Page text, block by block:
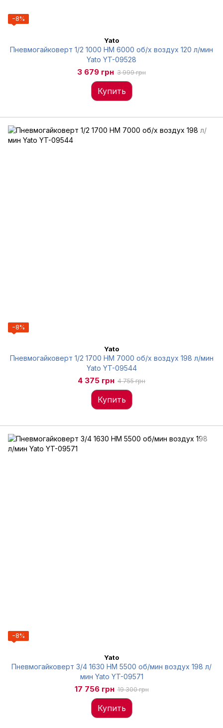
−8%
Yato
Пневмогайковерт 1/2 1000 НМ 6000 об/х воздух 120 л/мин
Yato YT-09528
3 679 грн 3 999 грн
Купить
−8%
Yato
Пневмогайковерт 1/2 1700 НМ 7000 об/х воздух 198 л/мин
Yato YT-09544
4 375 грн 4 755 грн
Купить
−8%
Yato
Пневмогайковерт 3/4 1630 НМ 5500 об/мин воздух 198 л/
мин Yato YT-09571
17 756 грн 19 300 грн
Купить